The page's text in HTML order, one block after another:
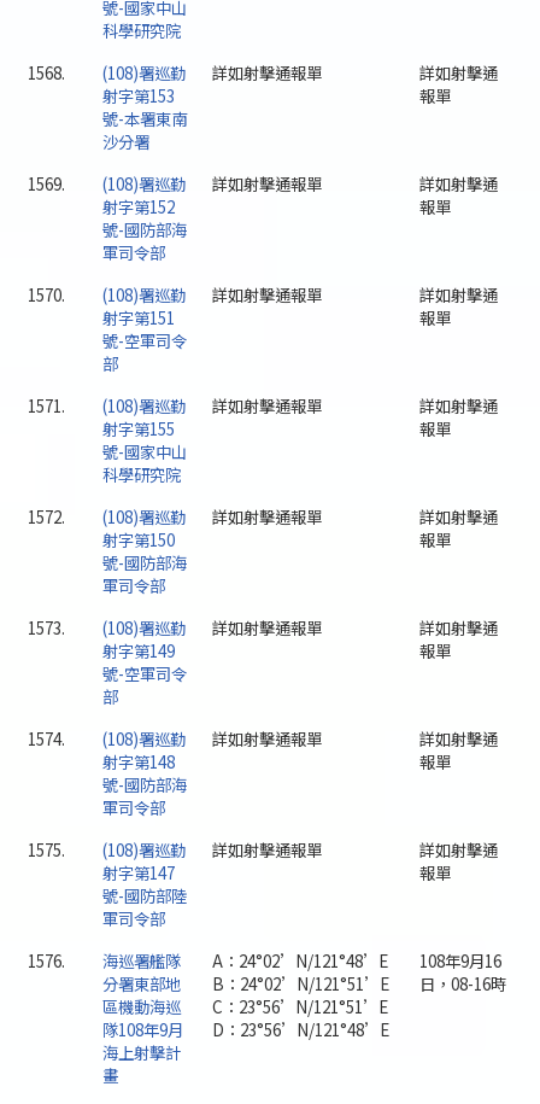
號-國家中山
科學研究院
1568.
(108)署巡勤
射字第153
號-本署東南
沙分署
詳如射擊通報單
詳如射擊通
報單
1569.
(108)署巡勤
射字第152
號-國防部海
軍司令部
詳如射擊通報單
詳如射擊通
報單
1570.
(108)署巡勤
射字第151
號-空軍司令
部
詳如射擊通報單
詳如射擊通
報單
1571.
(108)署巡勤
射字第155
號-國家中山
科學研究院
詳如射擊通報單
詳如射擊通
報單
1572.
(108)署巡勤
射字第150
號-國防部海
軍司令部
詳如射擊通報單
詳如射擊通
報單
1573.
(108)署巡勤
射字第149
號-空軍司令
部
詳如射擊通報單
詳如射擊通
報單
1574.
(108)署巡勤
射字第148
號-國防部海
軍司令部
詳如射擊通報單
詳如射擊通
報單
1575.
(108)署巡勤
射字第147
號-國防部陸
軍司令部
詳如射擊通報單
詳如射擊通
報單
1576.
海巡署艦隊
分署東部地
區機動海巡
隊108年9月
海上射擊計
畫
A：24°02’N/121°48’E
B：24°02’N/121°51’E
C：23°56’N/121°51’E
D：23°56’N/121°48’E
108年9月16
日，08-16時